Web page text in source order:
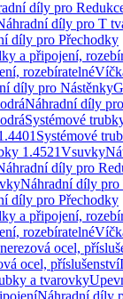
díly pro
díly pro T
díly pro Přechodky
a připojení,
rozebíratelné
díly pro Nástěnky
Náhradní díly
Systémové
Systémové
1.4521Vsuvky
díly pro
Náhradní díly
díly pro Přechodky
a připojení,
rozebíratelné
ocel,
ocel, příslušenství
a tvarovky
Náhradní díly